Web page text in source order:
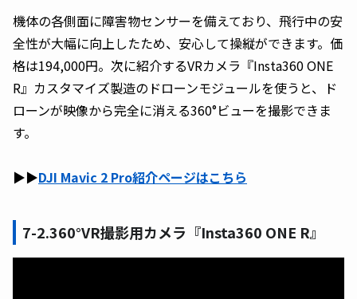
機体の各側面に障害物センサーを備えており、飛行中の安
全性が大幅に向上したため、安心して操縦ができます。価
格は194,000円。次に紹介するVRカメラ『Insta360 ONE
R』カスタマイズ製造のドローンモジュールを使うと、ド
ローンが映像から完全に消える360°ビューを撮影できま
す。
▶︎▶︎DJI Mavic 2 Pro紹介ページはこちら
7-2.360°VR撮影用カメラ『Insta360 ONE R』